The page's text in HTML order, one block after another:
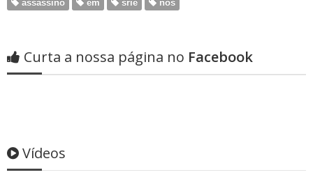
assassino
em srie nos
Curta a nossa página no Facebook
Vídeos